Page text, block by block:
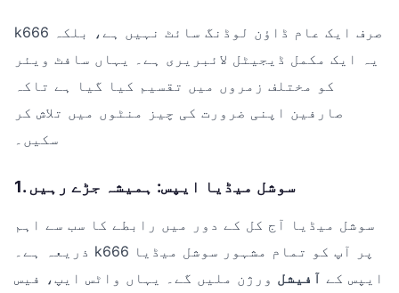
k666 صرف ایک عام ڈاؤن لوڈنگ سائٹ نہیں ہے، بلکہ
یہ ایک مکمل ڈیجیٹل لائبریری ہے۔ یہاں سافٹ ویئر
کو مختلف زمروں میں تقسیم کیا گیا ہے تاکہ
صارفین اپنی ضرورت کی چیز منٹوں میں تلاش کر
سکیں۔
1. سوشل میڈیا ایپس: ہمیشہ جڑے رہیں
سوشل میڈیا آج کل کے دور میں رابطے کا سب سے اہم
ذریعہ ہے۔ k666 پر آپ کو تمام مشہور سوشل میڈیا
ایپس کے آفیشل ورژن ملیں گے۔ یہاں واٹس ایپ، فیس